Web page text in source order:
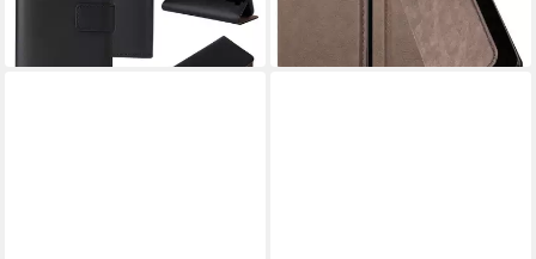
in 6-7 Werktagen bei dir
in 3-4 Werktagen bei dir